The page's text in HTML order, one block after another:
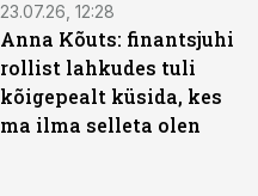
23.07.26, 12:28
Anna Kõuts: finantsjuhi
rollist lahkudes tuli
kõigepealt küsida, kes
ma ilma selleta olen